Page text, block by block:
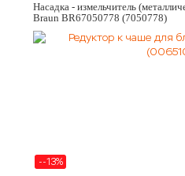
Насадка - измельчитель
Braun BR67050778 (7050778)
--13%